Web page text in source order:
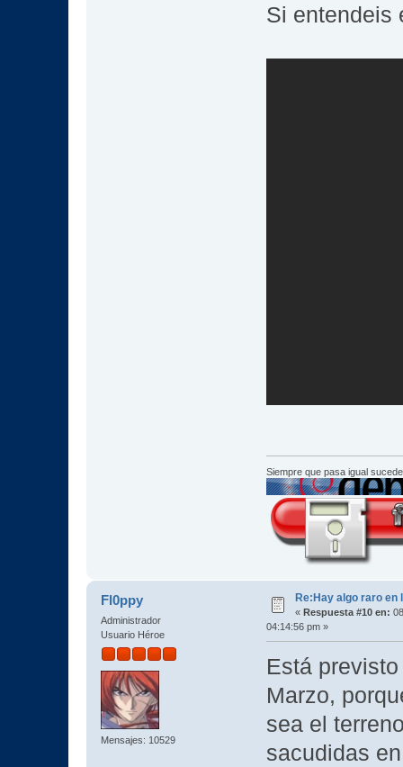
Si entendeis
Siempre que pasa igual
Fl0ppy
Administrador
Usuario Héroe
Mensajes: 10529
Re:Hay algo raro en
« Respuesta #10 en:
04:14:56 pm »
Está
Marzo,
sea el
sacudidas